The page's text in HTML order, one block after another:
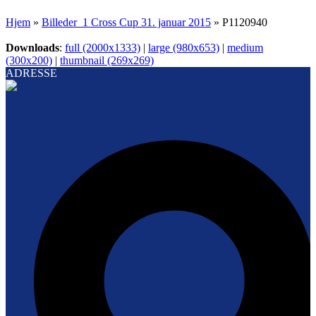
Hjem » Billeder_1 Cross Cup 31. januar 2015 » P1120940
Downloads: full (2000x1333) | large (980x653) | medium
(300x200) | thumbnail (269x269)
ADRESSE